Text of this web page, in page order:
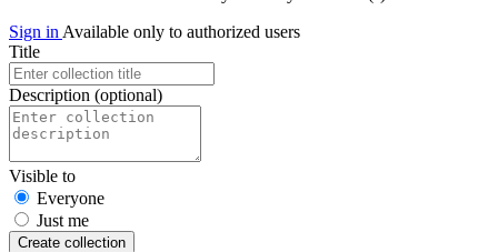
Sign in Available only to authorized users
Title
Description (optional)
Visible to
Everyone
Just me
Create collection